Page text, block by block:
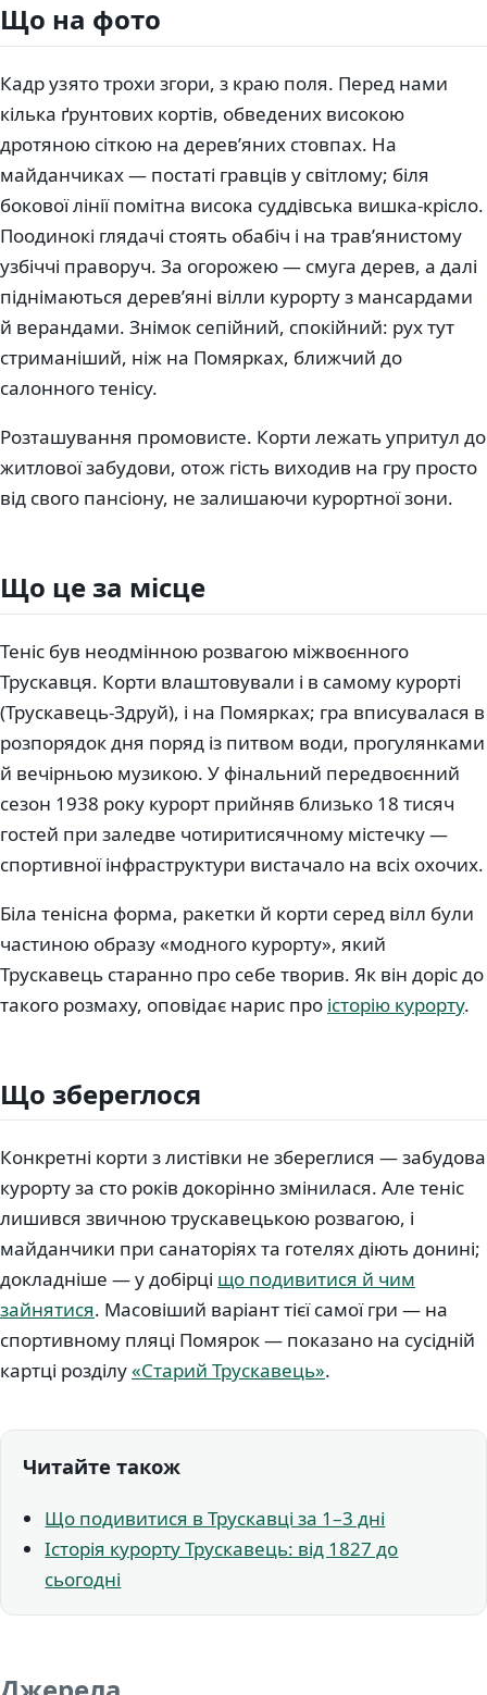
Що на фото
Кадр узято трохи згори, з краю поля. Перед нами
кілька ґрунтових кортів, обведених високою
дротяною сіткою на дерев’яних стовпах. На
майданчиках — постаті гравців у світлому; біля
бокової лінії помітна висока суддівська вишка-крісло.
Поодинокі глядачі стоять обабіч і на трав’янистому
узбіччі праворуч. За огорожею — смуга дерев, а далі
піднімаються дерев’яні вілли курорту з мансардами
й верандами. Знімок сепійний, спокійний: рух тут
стриманіший, ніж на Помярках, ближчий до
салонного тенісу.
Розташування промовисте. Корти лежать упритул до
житлової забудови, отож гість виходив на гру просто
від свого пансіону, не залишаючи курортної зони.
Що це за місце
Теніс був неодмінною розвагою міжвоєнного
Трускавця. Корти влаштовували і в самому курорті
(Трускавець-Здруй), і на Помярках; гра вписувалася в
розпорядок дня поряд із питвом води, прогулянками
й вечірньою музикою. У фінальний передвоєнний
сезон 1938 року курорт прийняв близько 18 тисяч
гостей при заледве чотиритисячному містечку —
спортивної інфраструктури вистачало на всіх охочих.
Біла тенісна форма, ракетки й корти серед вілл були
частиною образу «модного курорту», який
Трускавець старанно про себе творив. Як він доріс до
такого розмаху, оповідає нарис про історію курорту.
Що збереглося
Конкретні корти з листівки не збереглися — забудова
курорту за сто років докорінно змінилася. Але теніс
лишився звичною трускавецькою розвагою, і
майданчики при санаторіях та готелях діють донині;
докладніше — у добірці що подивитися й чим
зайнятися. Масовіший варіант тієї самої гри — на
спортивному пляці Помярок — показано на сусідній
картці розділу«Старий Трускавець».
Читайте також
Що подивитися в Трускавці за 1–3 дні
Історія курорту Трускавець: від 1827 до
сьогодні